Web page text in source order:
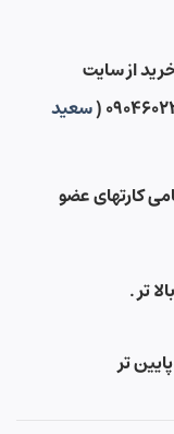
از سایت
سعید
کارتهای عضو
تر .
تر